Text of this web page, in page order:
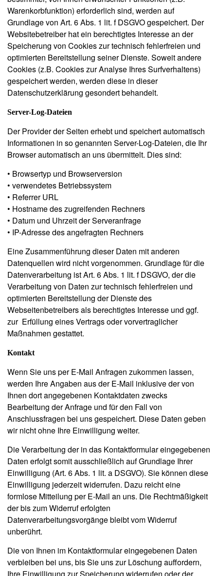
Warenkorbfunktion) erforderlich sind, werden auf
Grundlage von Art. 6 Abs. 1 lit. f DSGVO gespeichert. Der
Websitebetreiber hat ein berechtigtes Interesse an der
Speicherung von Cookies zur technisch fehlerfreien und
optimierten Bereitstellung seiner Dienste. Soweit andere
Cookies (z.B. Cookies zur Analyse Ihres Surfverhaltens)
gespeichert werden, werden diese in dieser
Datenschutzerklärung gesondert behandelt.
Server-Log-Dateien
Der Provider der Seiten erhebt und speichert automatisch
Informationen in so genannten Server-Log-Dateien, die Ihr
Browser automatisch an uns übermittelt. Dies sind:
• Browsertyp und Browserversion
• verwendetes Betriebssystem
• Referrer URL
• Hostname des zugreifenden Rechners
• Datum und Uhrzeit der Serveranfrage
• IP-Adresse des angefragten Rechners
Eine Zusammenführung dieser Daten mit anderen
Datenquellen wird nicht vorgenommen. Grundlage für die
Datenverarbeitung ist Art. 6 Abs. 1 lit. f DSGVO, der die
Verarbeitung von Daten zur technisch fehlerfreien und
optimierten Bereitstellung der Dienste des
Webseitenbetreibers als berechtigtes Interesse und ggf.
zur Erfüllung eines Vertrags oder vorvertraglicher
Maßnahmen gestattet.
Kontakt
Wenn Sie uns per E-Mail Anfragen zukommen lassen,
werden Ihre Angaben aus der E-Mail inklusive der von
Ihnen dort angegebenen Kontaktdaten zwecks
Bearbeitung der Anfrage und für den Fall von
Anschlussfragen bei uns gespeichert. Diese Daten geben
wir nicht ohne Ihre Einwilligung weiter.
Die Verarbeitung der in das Kontaktformular eingegebenen
Daten erfolgt somit ausschließlich auf Grundlage Ihrer
Einwilligung (Art. 6 Abs. 1 lit. a DSGVO). Sie können diese
Einwilligung jederzeit widerrufen. Dazu reicht eine
formlose Mitteilung per E-Mail an uns. Die Rechtmäßigkeit
der bis zum Widerruf erfolgten
Datenverarbeitungsvorgänge bleibt vom Widerruf
unberührt.
Die von Ihnen im Kontaktformular eingegebenen Daten
verbleiben bei uns, bis Sie uns zur Löschung auffordern,